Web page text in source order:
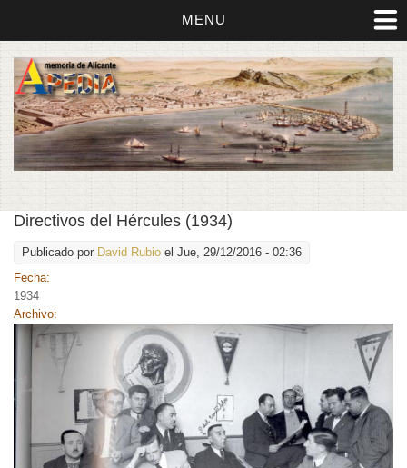
MENU
Directivos del Hércules (1934)
Publicado por David Rubio el Jue, 29/12/2016 - 02:36
Fecha:
1934
Archivo: